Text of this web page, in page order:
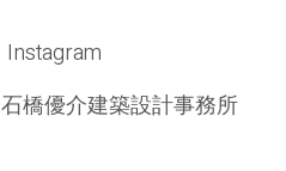
Instagram
石橋優介建築設計事務所